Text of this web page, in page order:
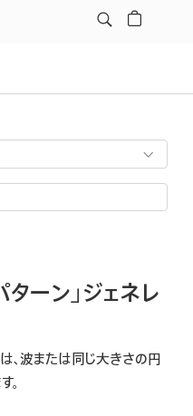
ーン」ジェネレ
、波または同じ大きさの円
。